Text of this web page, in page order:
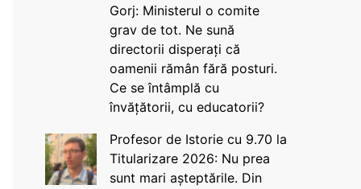
Gorj: Ministerul o comite
grav de tot. Ne sună
directorii disperați că
oamenii rămân fără posturi.
Ce se întâmplă cu
învățătorii, cu educatorii?
Profesor de Istorie cu 9.70 la
Titularizare 2026: Nu prea
sunt mari așteptările. Din